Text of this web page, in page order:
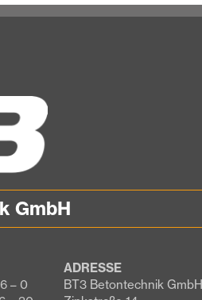
GmbH
– 0
ADRESSE
BT3 Betontechnik GmbH